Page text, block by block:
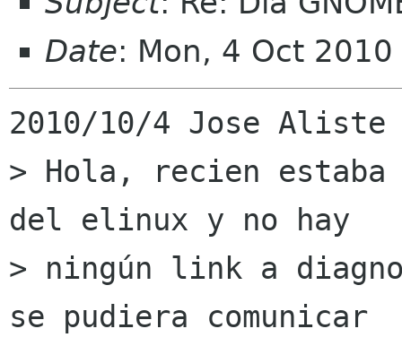
Date: Mon, 4 Oct
2010/10/4 Jose
> Hola, recien estaba
del elinux y no hay
> ningún link a
se pudiera comunicar